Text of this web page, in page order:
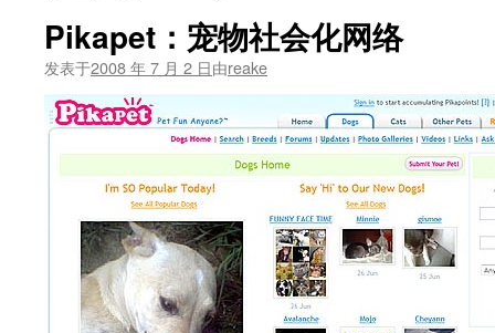
Pikapet：宠物社会化网络
发表于2008 年 7 月 2 日由reake